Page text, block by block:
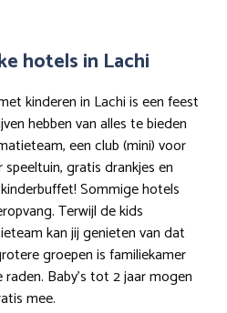
hotels in Lachi
kinderen in Lachi is een feest
hebben van alles te bieden
een club (mini) voor
gratis drankjes en
Sommige hotels
Terwijl de kids
kan jij genieten van dat
groepen is familiekamer
Baby’s tot 2 jaar mogen
mee.